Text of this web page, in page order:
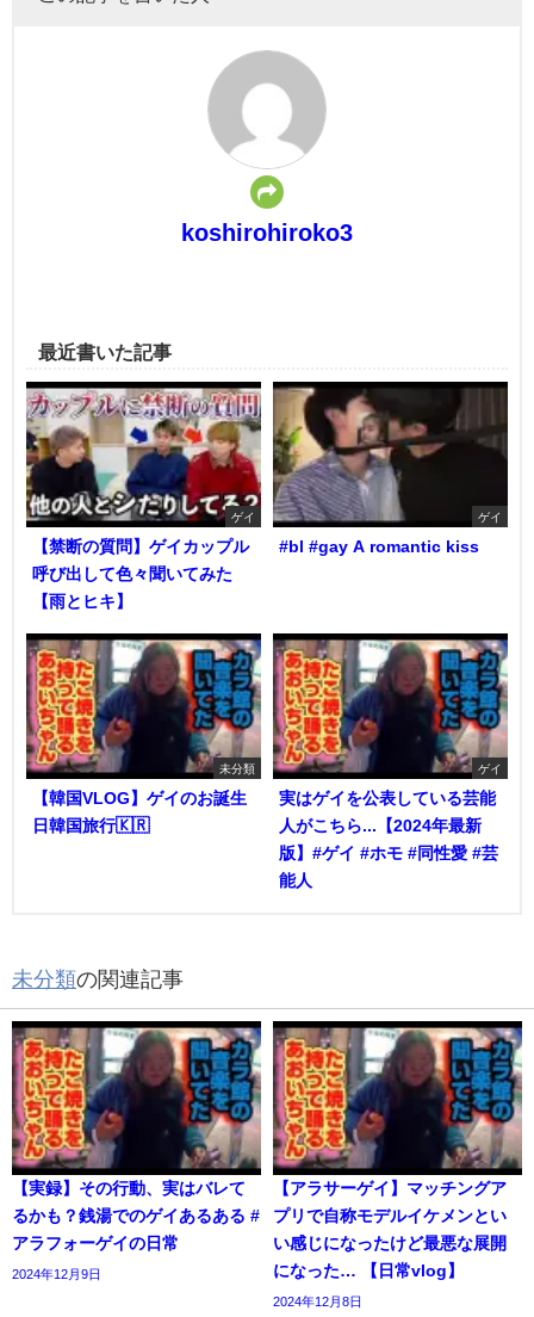
koshirohiroko3
最近書いた記事
ゲイ
【禁断の質問】ゲイカップル
呼び出して色々聞いてみた
【雨とヒキ】
ゲイ
#bl #gay A romantic kiss
未分類
【韓国VLOG】ゲイのお誕生
日韓国旅行🇰🇷
ゲイ
実はゲイを公表している芸能
人がこちら...【2024年最新
版】#ゲイ #ホモ #同性愛 #芸
能人
未分類の関連記事
【実録】その行動、実はバレて
るかも？銭湯でのゲイあるある #
アラフォーゲイの日常
2024年12月9日
【アラサーゲイ】マッチングア
プリで自称モデルイケメンとい
い感じになったけど最悪な展開
になった… 【日常vlog】
2024年12月8日